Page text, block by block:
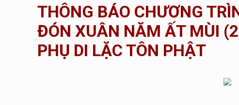
THÔNG BÁO CHƯƠNG
ĐÓN XUÂN NĂM ẤT MÙI
PHỤ DI LẶC TÔN PHẬT